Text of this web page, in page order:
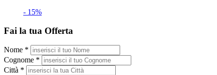
- 15%
Fai la tua Offerta
Nome *
Cognome *
Città *